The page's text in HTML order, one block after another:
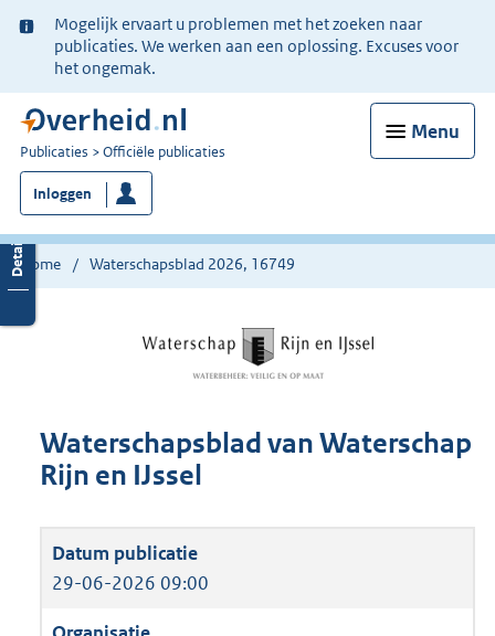
Ter
informatie:
Mogelijk ervaart u problemen met het zoeken naar
publicaties. We werken aan een oplossing. Excuses voor
het ongemak.
Menu
U
bent
nu
hier:
Publicaties Officiële publicaties
Inloggen
Home Waterschapsblad 2026, 16749
Waterschapsblad van Waterschap
Rijn en IJssel
29-06-2026 09:00